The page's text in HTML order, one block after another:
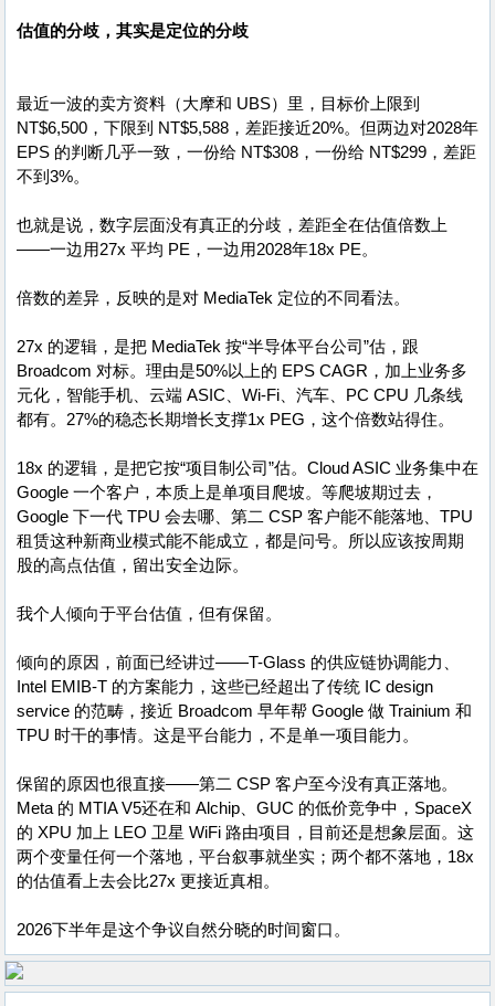
估值的分歧，其实是定位的分歧
最近一波的卖方资料（大摩和 UBS）里，目标价上限到
NT$6,500，下限到 NT$5,588，差距接近20%。但两边对2028年
EPS 的判断几乎一致，一份给 NT$308，一份给 NT$299，差距
不到3%。
也就是说，数字层面没有真正的分歧，差距全在估值倍数上
——一边用27x 平均 PE，一边用2028年18x PE。
倍数的差异，反映的是对 MediaTek 定位的不同看法。
27x 的逻辑，是把 MediaTek 按“半导体平台公司”估，跟
Broadcom 对标。理由是50%以上的 EPS CAGR，加上业务多
元化，智能手机、云端 ASIC、Wi-Fi、汽车、PC CPU 几条线
都有。27%的稳态长期增长支撑1x PEG，这个倍数站得住。
18x 的逻辑，是把它按“项目制公司”估。Cloud ASIC 业务集中在
Google 一个客户，本质上是单项目爬坡。等爬坡期过去，
Google 下一代 TPU 会去哪、第二 CSP 客户能不能落地、TPU
租赁这种新商业模式能不能成立，都是问号。所以应该按周期
股的高点估值，留出安全边际。
我个人倾向于平台估值，但有保留。
倾向的原因，前面已经讲过——T-Glass 的供应链协调能力、
Intel EMIB-T 的方案能力，这些已经超出了传统 IC design
service 的范畴，接近 Broadcom 早年帮 Google 做 Trainium 和
TPU 时干的事情。这是平台能力，不是单一项目能力。
保留的原因也很直接——第二 CSP 客户至今没有真正落地。
Meta 的 MTIA V5还在和 Alchip、GUC 的低价竞争中，SpaceX
的 XPU 加上 LEO 卫星 WiFi 路由项目，目前还是想象层面。这
两个变量任何一个落地，平台叙事就坐实；两个都不落地，18x
的估值看上去会比27x 更接近真相。
2026下半年是这个争议自然分晓的时间窗口。